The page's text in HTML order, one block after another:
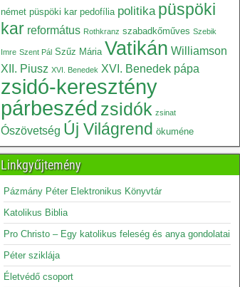
német püspöki kar pedofília politika püspöki
kar református Rothkranz szabadkőműves Szebik
Imre Szent Pál Szűz Mária Vatikán Williamson
XII. Piusz XVI. Benedek XVI. Benedek pápa
zsidó-keresztény
párbeszéd zsidók zsinat
Ószövetség Új Világrend ökuméne
Linkgyűjtemény
Pázmány Péter Elektronikus Könyvtár
Katolikus Biblia
Pro Christo – Egy katolikus feleség és anya gondolatai
Péter sziklája
Életvédő csoport